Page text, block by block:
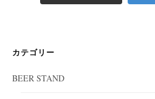
カテゴリー
BEER STAND